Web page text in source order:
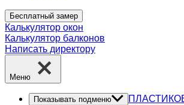
Бесплатный замер
Калькулятор окон
Калькулятор балконов
Написать директору
Меню
Показывать подменю